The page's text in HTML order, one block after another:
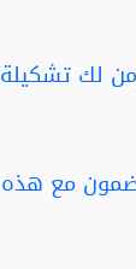
زفاف .. أفضل 8 أماكن تؤمن لك تشكيلة
مع هذه